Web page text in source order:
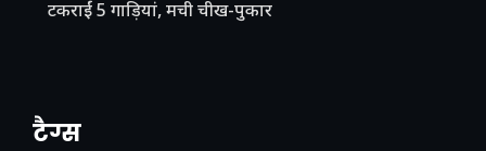
टकराईं 5 गाड़ियां, मची चीख-पुकार
टैग्स